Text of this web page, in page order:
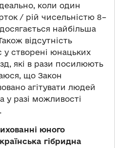
коли один
/ рій чисельністю 8–
найбільша
відсутність
у створені юнацьких
які в рази посилюють
що Закон
агітувати людей
у разі можливості
юного
гібридна